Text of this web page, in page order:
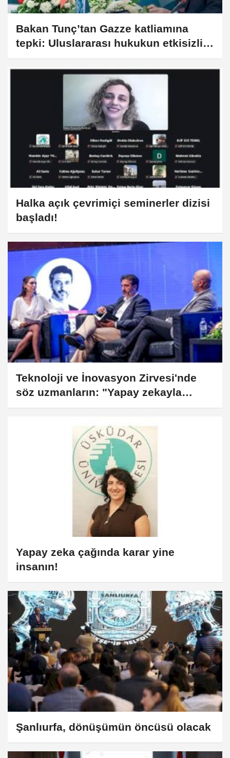
Bakan Tunç’tan Gazze katliamına
tepki: Uluslararası hukukun etkisizliği
vicdanı yaralıyor
Halka açık çevrimiçi seminerler dizisi
başladı!
Teknoloji ve İnovasyon Zirvesi'nde
söz uzmanların: "Yapay zekayla
insanlık tarihini değiştirecek
Yapay zeka çağında karar yine
insanın!
Şanlıurfa, dönüşümün öncüsü olacak